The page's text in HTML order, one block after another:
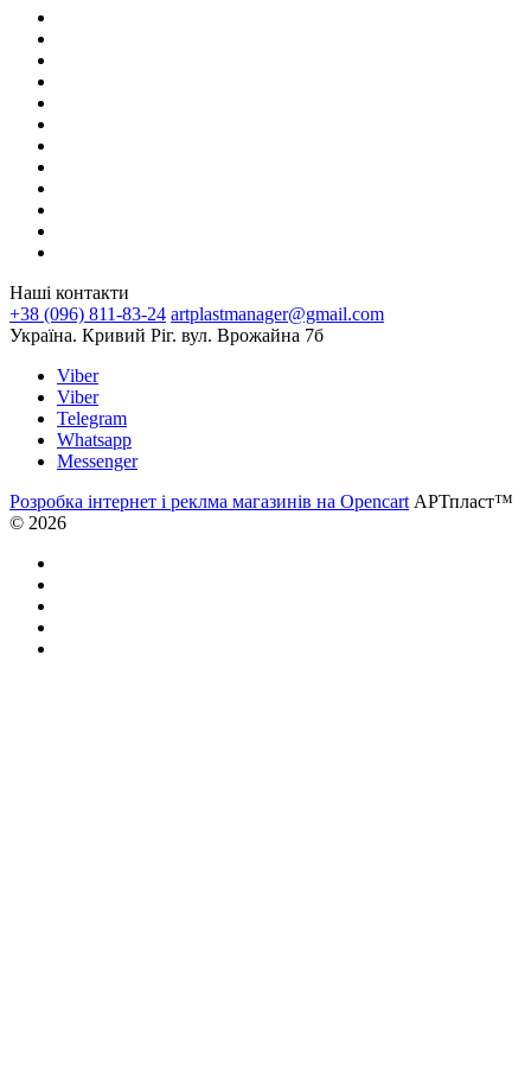
Наші контакти
+38 (096) 811-83-24 artplastmanager@gmail.com
Україна. Кривий Ріг. вул. Врожайна 7б
Viber
Viber
Telegram
Whatsapp
Messenger
Розробка інтернет і реклма магазинів на Opencart АРТпласт™
© 2026